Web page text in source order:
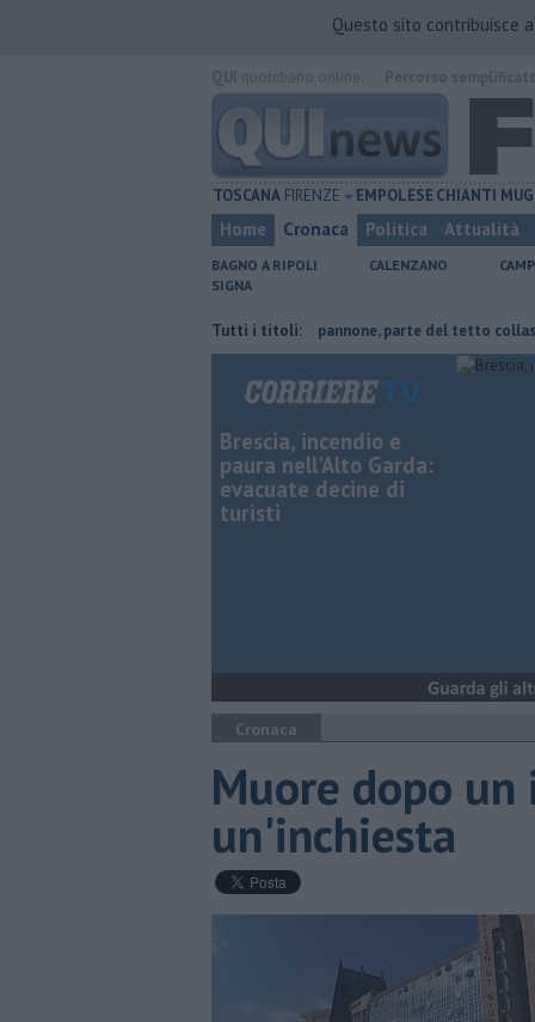
Questo sito contribuisce
TOSCANA FIRENZE EMPOLESECHIANTI
Home Cronaca Politica Attualità
BAGNO A RIPOLI CALENZANO
SIGNA
Tutti i titoli:
Incendio devasta un capannone, parte del tetto collassa
Brescia, incendio e
paura nell'Alto Garda:
evacuate decine di
turisti
Cronaca
Muore dopo
un'inchiesta